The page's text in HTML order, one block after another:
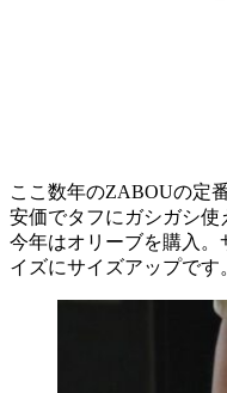
ここ数年のZABOUの定
安価でタフにガシガシ使
今年はオリーブを購入。
イズにサイズアップです